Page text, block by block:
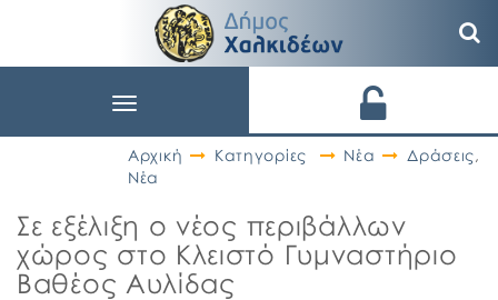
Toggle
Αρχική
Κατηγορίες Νέα Δράσεις,
Νέα
Σε εξέλιξη ο νέος περιβάλλων
χώρος στο Κλειστό Γυμναστήριο
Βαθέος Αυλίδας